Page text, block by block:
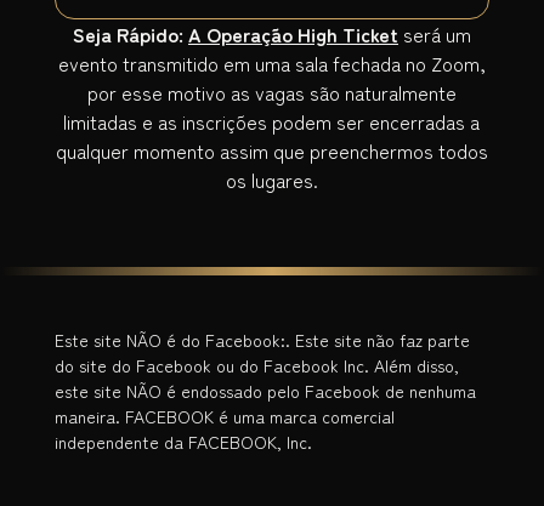
Seja Rápido: A Operação High Ticket será um
evento transmitido em uma sala fechada no Zoom,
por esse motivo as vagas são naturalmente
limitadas e as inscrições podem ser encerradas a
qualquer momento assim que preenchermos todos
os lugares.
Este site NÃO é do Facebook:. Este site não faz parte
do site do Facebook ou do Facebook Inc. Além disso,
este site NÃO é endossado pelo Facebook de nenhuma
maneira. FACEBOOK é uma marca comercial
independente da FACEBOOK, Inc.